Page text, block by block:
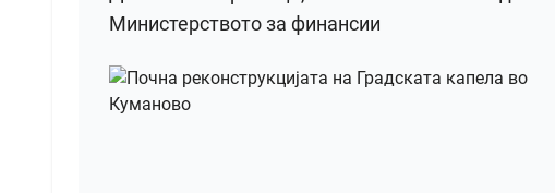
Министерството за финансии